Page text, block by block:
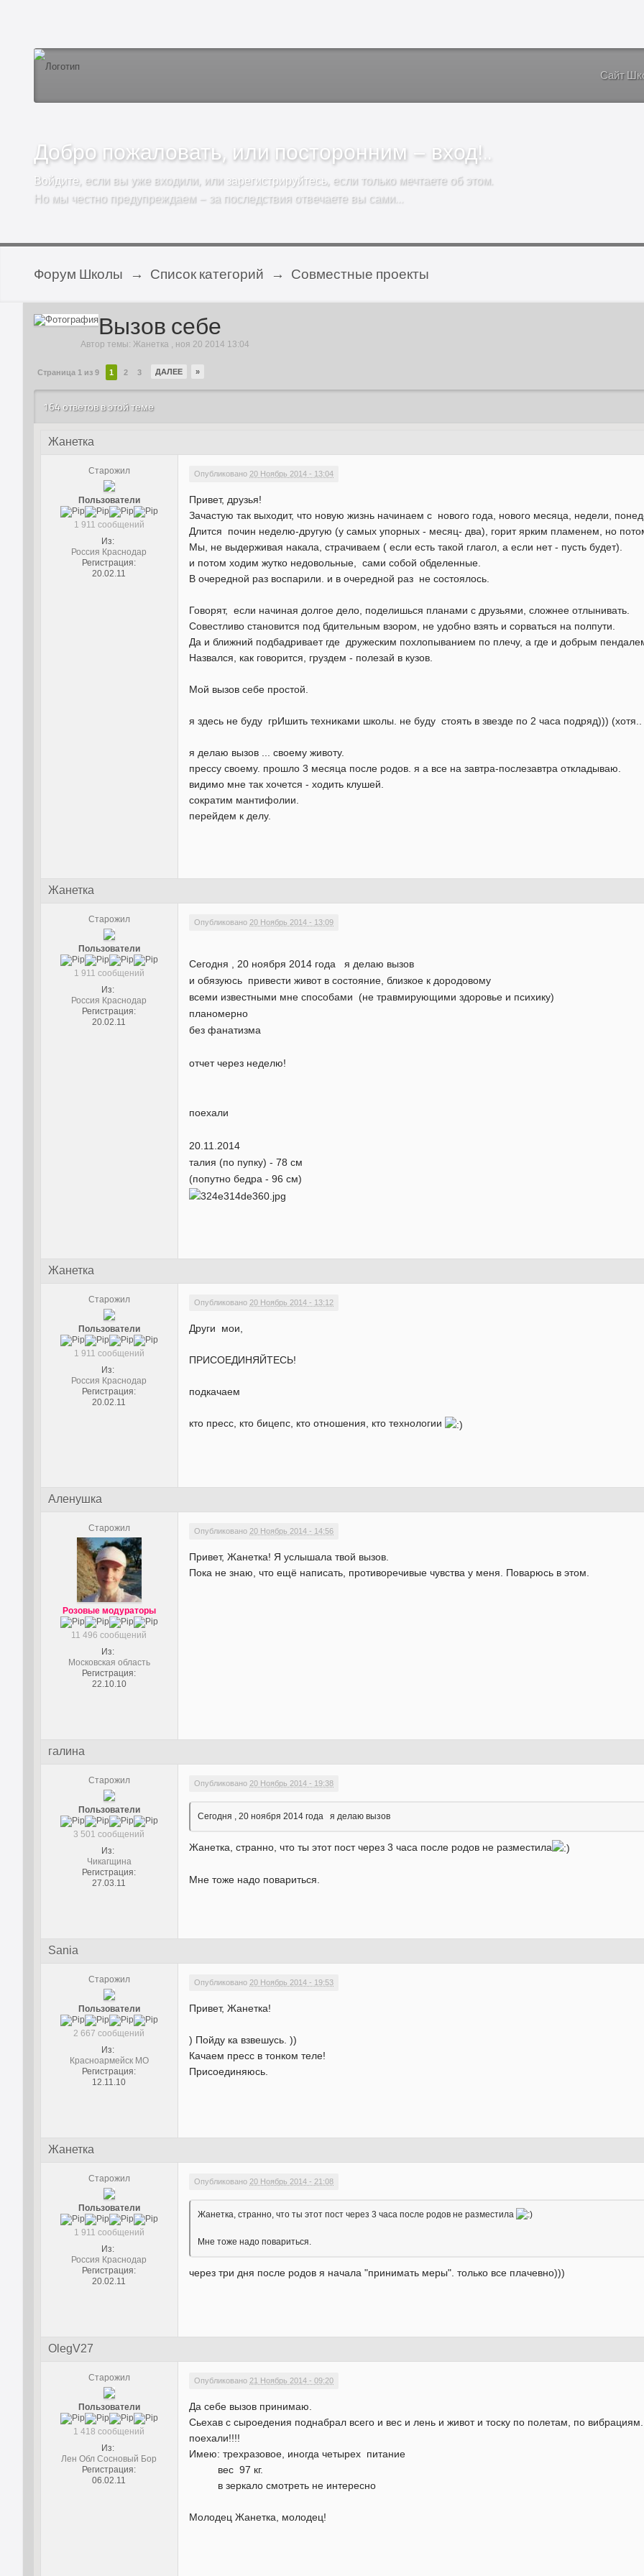
Сайт
Добро пожаловать, или посторонним – вход!..
Войдите, если вы уже входили, или зарегистрируйтесь, если только мечтаете об этом.
Но мы честно предупреждаем – за последствия отвечаете вы сами…
Форум Школы → Список категорий → Совместные проекты
Вызов себе
Автор темы:Жанетка , ноя 20 2014 13:04
Страница 1 из 9 1 2 3 ДАЛЕЕ »
164 ответов в этой теме
Жанетка
Старожил
Пользователи
1 911 сообщений
Из:
Россия Краснодар
Регистрация:
20.02.11
Опубликовано 20 Ноябрь 2014 - 13:04
Привет, друзья!
Зачастую так выходит, что новую жизнь начинаем с нового года, нового месяца, недели,
Длится почин неделю-другую (у самых упорных - месяц- два), горит ярким пламенем, но
Мы, не выдерживая накала, страчиваем ( если есть такой глагол, а если нет - пусть будет).
и потом ходим жутко недовольные, сами собой обделенные.
В очередной раз воспарили. и в очередной раз не состоялось.
Говорят, если начиная долгое дело, поделишься планами с друзьями, сложнее отлынивать.
Совестливо становится под бдительным взором, не удобно взять и сорваться на полпути.
Да и ближний подбадривает где дружеским похлопыванием по плечу, а где и добрым
Назвался, как говорится, груздем - полезай в кузов.
Мой вызов себе простой.
я здесь не буду грИшить техниками школы. не буду стоять в звезде по 2 часа подряд)))
я делаю вызов ... своему животу.
прессу своему. прошло 3 месяца после родов. я а все на завтра-послезавтра откладываю.
видимо мне так хочется - ходить клушей.
сократим мантифолии.
перейдем к делу.
Жанетка
Старожил
Пользователи
1 911 сообщений
Из:
Россия Краснодар
Регистрация:
20.02.11
Опубликовано 20 Ноябрь 2014 - 13:09
Сегодня , 20 ноября 2014 года я делаю вызов
и обязуюсь привести живот в состояние, близкое к дородовому
всеми известными мне способами (не травмирующими здоровье и психику)
планомерно
без фанатизма
отчет через неделю!
поехали
20.11.2014
талия (по пупку) - 78 см
(попутно бедра - 96 см)
Жанетка
Старожил
Пользователи
1 911 сообщений
Из:
Россия Краснодар
Регистрация:
20.02.11
Опубликовано 20 Ноябрь 2014 - 13:12
Други мои,
ПРИСОЕДИНЯЙТЕСЬ!
подкачаем
кто пресс, кто бицепс, кто отношения, кто технологии
Аленушка
Старожил
Розовые модураторы
11 496 сообщений
Из:
Московская область
Регистрация:
22.10.10
Опубликовано 20 Ноябрь 2014 - 14:56
Привет, Жанетка! Я услышала твой вызов.
Пока не знаю, что ещё написать, противоречивые чувства у меня. Поварюсь в этом.
галина
Старожил
Пользователи
3 501 сообщений
Из:
Чикагщина
Регистрация:
27.03.11
Опубликовано 20 Ноябрь 2014 - 19:38
Сегодня , 20 ноября 2014 года я делаю вызов
Жанетка, странно, что ты этот пост через 3 часа после родов не разместила
Мне тоже надо повариться.
Sania
Старожил
Пользователи
2 667 сообщений
Из:
Красноармейск МО
Регистрация:
12.11.10
Опубликовано 20 Ноябрь 2014 - 19:53
Привет, Жанетка!
) Пойду ка взвешусь. ))
Качаем пресс в тонком теле!
Присоединяюсь.
Жанетка
Старожил
Пользователи
1 911 сообщений
Из:
Россия Краснодар
Регистрация:
20.02.11
Опубликовано 20 Ноябрь 2014 - 21:08
Жанетка, странно, что ты этот пост через 3 часа после родов не разместила
Мне тоже надо повариться.
через три дня после родов я начала "принимать меры". только все плачевно)))
OlegV27
Старожил
Пользователи
1 418 сообщений
Из:
Лен Обл Сосновый Бор
Регистрация:
06.02.11
Опубликовано 21 Ноябрь 2014 - 09:20
Да себе вызов принимаю.
Сьехав с сыроедения поднабрал всего и вес и лень и живот и тоску по полетам, по вибрациям.
поехали!!!!
Имею: трехразовое, иногда четырех питание
вес97 кг.
в зеркало смотреть не интересно
Молодец Жанетка, молодец!